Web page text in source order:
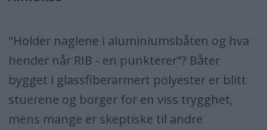
"Holder naglene i aluminiumsbåten og hva
hender når RIB - en punkterer"? Båter
bygget i glassfiberarmert polyester er blitt
stuerene og borger for en viss trygghet,
mens mange er skeptiske til andre